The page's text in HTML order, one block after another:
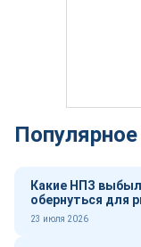
Популярное
Какие НПЗ
обернуться для
23 июля 2026